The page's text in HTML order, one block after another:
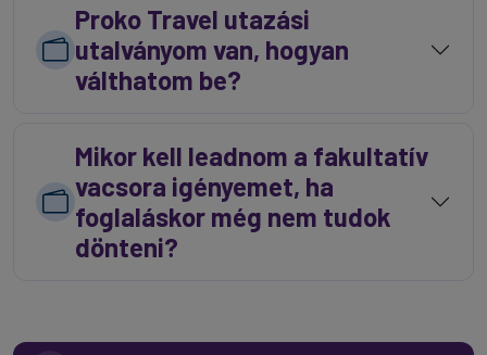
Proko Travel utazási
utalványom van, hogyan
válthatom be?
Mikor kell leadnom a fakultatív
vacsora igényemet, ha
foglaláskor még nem tudok
dönteni?